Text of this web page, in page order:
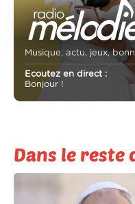
Musique, actu, jeux,
Ecoutez en direct :
Bonjour !
Dans le reste